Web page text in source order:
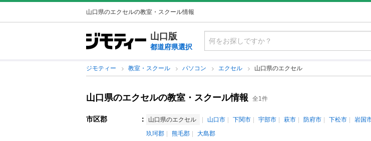
山口県のエクセルの教室・スクール情報
山口版
都道府県選択
ジモティー 教室・スクール パソコン エクセル 山口県のエクセル
山口県のエクセルの教室・スクール情報 全1件
市区郡 ： 山口県のエクセル 山口市 下関市 宇部市 萩市 防府市 下松市 岩国
玖珂郡
熊毛郡 大島郡